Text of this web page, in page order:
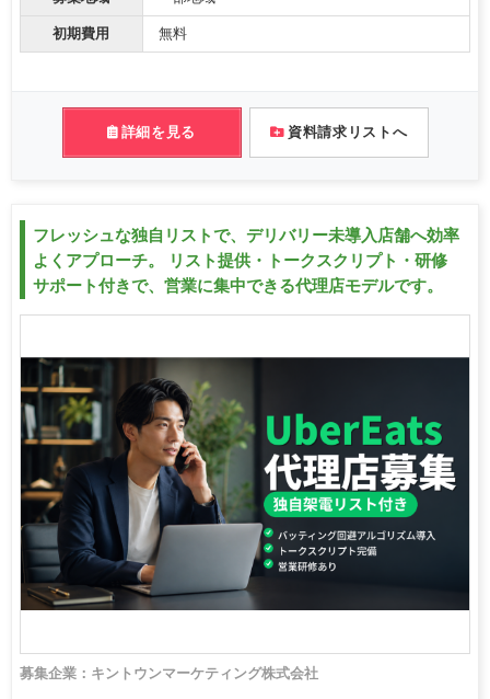
初期費用 無料
詳細を見る 資料請求リストへ
フレッシュな独自リストで、デリバリー未導入店舗へ効率
よくアプローチ。 リスト提供・トークスクリプト・研修
サポート付きで、営業に集中できる代理店モデルです。
募集企業：キントウンマーケティング株式会社